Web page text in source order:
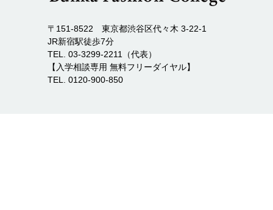
〒151-8522 東京都渋谷区代々木 3-22-1
JR新宿駅徒歩7分
TEL. 03-3299-2211（代表）
【入学相談専用 無料フリーダイヤル】
TEL. 0120-900-850